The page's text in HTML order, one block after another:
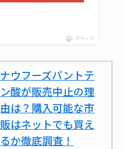
ポチップ
ナウフーズパントテ
ン酸が販売中止の理
由は？購入可能な市
販はネットでも買え
るか徹底調査！